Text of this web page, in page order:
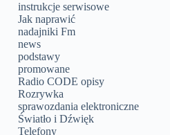
instrukcje serwisowe
Jak naprawić
nadajniki Fm
news
podstawy
promowane
Radio CODE opisy
Rozrywka
sprawozdania elektroniczne
Światło i Dźwięk
Telefony